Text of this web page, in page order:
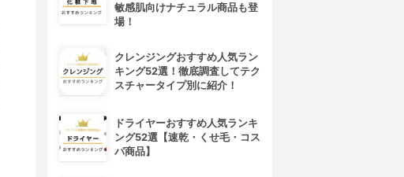
敏感肌向けナチュラル商品も登
場！
クレンジングおすすめ人気ラン
キング52選！徹底調査してテク
スチャータイプ別に紹介！
ドライヤーおすすめ人気ランキ
ング52選【速乾・くせ毛・コス
パ商品】